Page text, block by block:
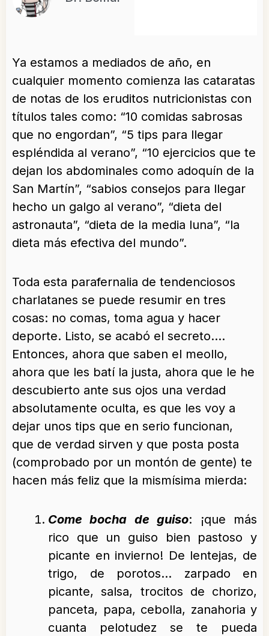
Ya estamos a mediados de año, en
cualquier momento comienza las cataratas
de notas de los eruditos nutricionistas con
títulos tales como: “10 comidas sabrosas
que no engordan”, “5 tips para llegar
espléndida al verano”, “10 ejercicios que te
dejan los abdominales como adoquín de la
San Martín”, “sabios consejos para llegar
hecho un galgo al verano”, “dieta del
astronauta”, “dieta de la media luna”, “la
dieta más efectiva del mundo”.
Toda esta parafernalia de tendenciosos
charlatanes se puede resumir en tres
cosas: no comas, toma agua y hacer
deporte. Listo, se acabó el secreto….
Entonces, ahora que saben el meollo,
ahora que les batí la justa, ahora que le he
descubierto ante sus ojos una verdad
absolutamente oculta, es que les voy a
dejar unos tips que en serio funcionan,
que de verdad sirven y que posta posta
(comprobado por un montón de gente) te
hacen más feliz que la mismísima mierda:
Come bocha de guiso: ¡que más
rico que un guiso bien pastoso y
picante en invierno! De lentejas, de
trigo, de porotos… zarpado en
picante, salsa, trocitos de chorizo,
panceta, papa, cebolla, zanahoria y
cuanta pelotudez se te pueda